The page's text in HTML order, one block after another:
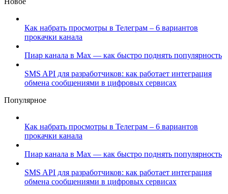
Как набрать просмотры в Телеграм – 6 вариантов
прокачки канала
Пиар канала в Max — как быстро поднять популярность
SMS API для разработчиков: как работает интеграция
обмена сообщениями в цифровых сервисах
Популярное
Как набрать просмотры в Телеграм – 6 вариантов
прокачки канала
Пиар канала в Max — как быстро поднять популярность
SMS API для разработчиков: как работает интеграция
обмена сообщениями в цифровых сервисах